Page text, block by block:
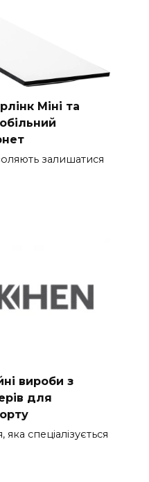
Міні та
залишатися
вироби з
для
спеціалізується